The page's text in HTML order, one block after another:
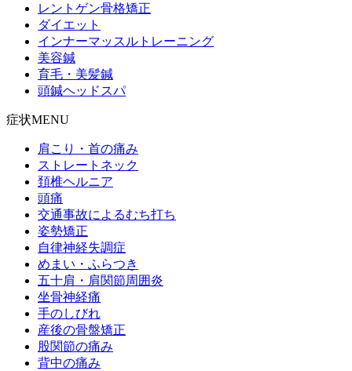
レントゲン骨格矯正
ダイエット
インナーマッスルトレーニング
美容鍼
育毛・美髪鍼
頭鍼ヘッドスパ
症状MENU
肩こり・首の痛み
ストレートネック
頚椎ヘルニア
頭痛
交通事故によるむち打ち
姿勢矯正
自律神経失調症
めまい・ふらつき
五十肩・肩関節周囲炎
坐骨神経痛
手のしびれ
産後の骨盤矯正
股関節の痛み
背中の痛み